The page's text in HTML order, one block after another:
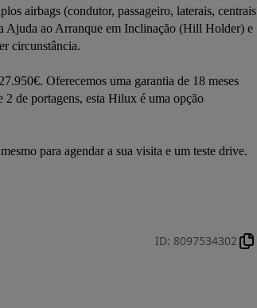
airbags (condutor, passageiro, laterais, centrais
Ajuda ao Arranque em Inclinação (Hill Holder) e
circunstância.
Oferecemos uma garantia de 18 meses
de portagens, esta Hilux é uma opção
para agendar a sua visita e um teste drive.
ID: 8097534302